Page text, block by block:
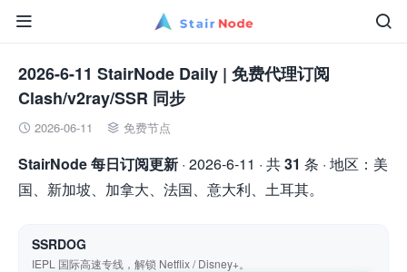


2026-6-11 StairNode Daily | 免费代理订阅
Clash/v2ray/SSR 同步
 2026-06-11  免费节点
StairNode 每日订阅更新 · 2026-6-11 · 共31 条 · 地区：美
国、新加坡、加拿大、法国、意大利、土耳其。
SSRDOG
IEPL 国际高速专线，解锁 Netflix / Disney+。